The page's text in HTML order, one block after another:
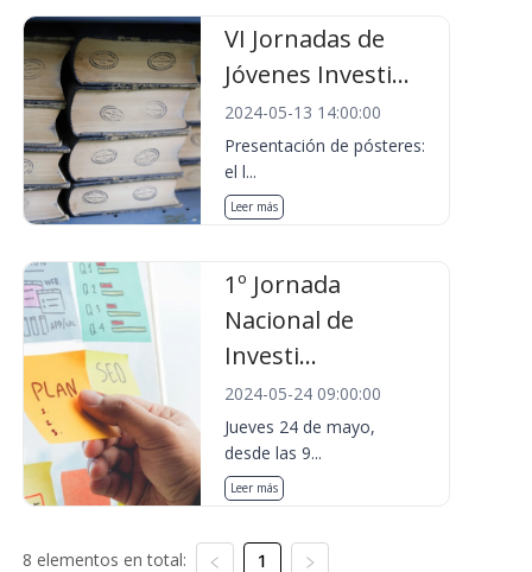
VI Jornadas de
Jóvenes Investi...
2024-05-13 14:00:00
Presentación de pósteres:
el l...
Leer más
1º Jornada
Nacional de
Investi...
2024-05-24 09:00:00
Jueves 24 de mayo,
desde las 9...
Leer más
8 elementos en total: 1